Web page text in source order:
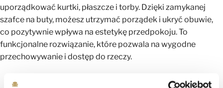
uporządkować kurtki, płaszcze i torby. Dzięki zamykanej
szafce na buty, możesz utrzymać porządek i ukryć obuwie,
co pozytywnie wpływa na estetykę przedpokoju. To
funkcjonalne rozwiązanie, które pozwala na wygodne
przechowywanie i dostęp do rzeczy.